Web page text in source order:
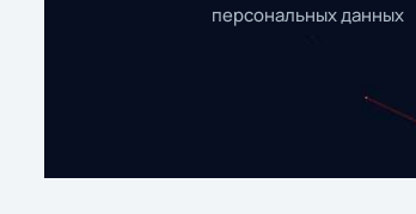
персональных данных